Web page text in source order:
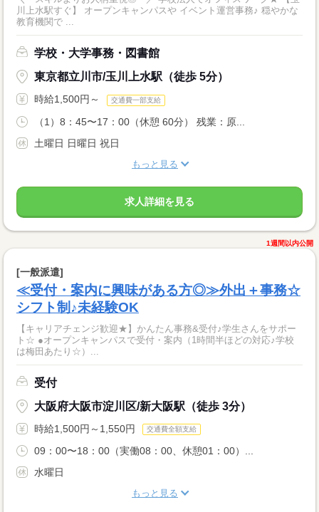
川上水駅すぐ】 オープンキャンパスや イベント運営事務♪ 穏やかな
教育機関で ...
学校・大学事務・図書館
東京都立川市/玉川上水駅（徒歩 5分）
時給1,500円～ 交通費一部支給
（1）8：45〜17：00（休憩 60分） 残業：原...
土曜日 日曜日 祝日
もっと見る
求人詳細を見る
1週間以内公開
[一般派遣]
≪受付・案内に興味がある方◎≫外出＋事務☆
シフト制♪未経験OK
【キャリアチェンジ歓迎★】かんたん事務&受付♪学生さんをサポー
ト☆ ●オープンキャンパスで受付・案内（1時間半ほどの対応♪学校
は梅田あたり☆）...
受付
大阪府大阪市淀川区/新大阪駅（徒歩 3分）
時給1,500円～1,550円 交通費全額支給
09：00〜18：00（実働08：00、休憩01：00）...
水曜日
もっと見る